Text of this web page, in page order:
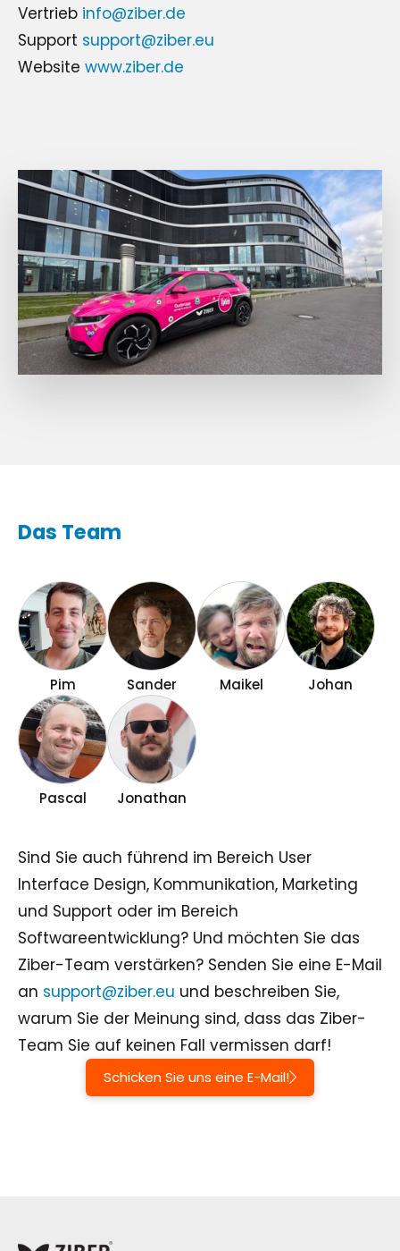
Vertrieb info@ziber.de
Support support@ziber.eu
Website www.ziber.de
Das Team
Pim Sander Maikel Johan
Pascal Jonathan
Sind Sie auch führend im Bereich User
Interface Design, Kommunikation, Marketing
und Support oder im Bereich
Softwareentwicklung? Und möchten Sie das
Ziber-Team verstärken? Senden Sie eine E-Mail
an support@ziber.eu und beschreiben Sie,
warum Sie der Meinung sind, dass das Ziber-
Team Sie auf keinen Fall vermissen darf!
Schicken Sie uns eine E-Mail!